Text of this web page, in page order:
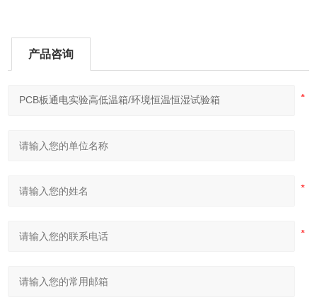
产品咨询